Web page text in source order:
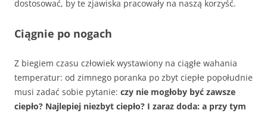
dostosować, by te zjawiska pracowały na naszą korzyść.
Ciągnie po nogach
Z biegiem czasu człowiek wystawiony na ciągłe wahania
temperatur: od zimnego poranka po zbyt ciepłe popołudnie
musi zadać sobie pytanie: czy nie mogłoby być zawsze
ciepło? Najlepiej niezbyt ciepło? I zaraz doda: a przy tym